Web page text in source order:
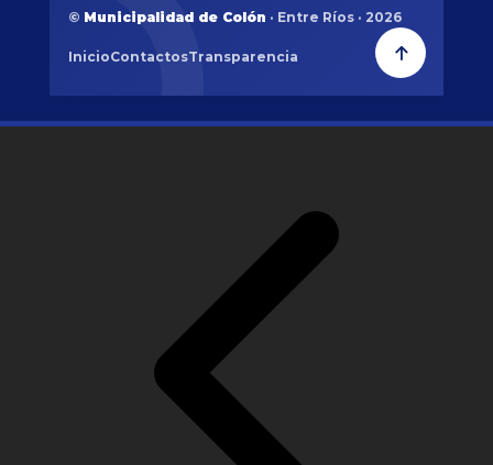
© Municipalidad de Colón · Entre Ríos · 2026
InicioContactosTransparencia